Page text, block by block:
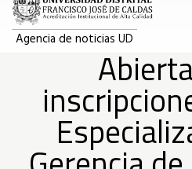
la
Agencia de noticias UD